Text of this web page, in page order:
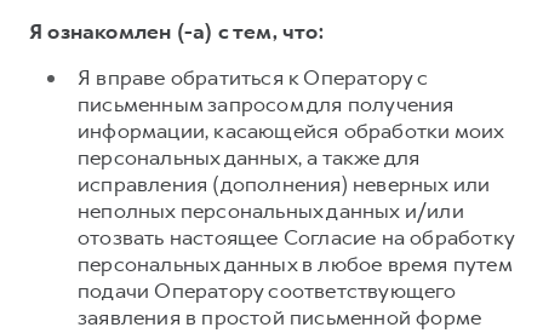
Я ознакомлен (-а) с тем, что:
Я вправе обратиться к Оператору с
письменным запросом для получения
информации, касающейся обработки моих
персональных данных, а также для
исправления (дополнения) неверных или
неполных персональных данных и/или
отозвать настоящее Согласие на обработку
персональных данных в любое время путем
подачи Оператору соответствующего
заявления в простой письменной форме